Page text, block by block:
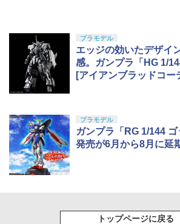
アホワイトとクリアブ
プラモデル
エッジの効いたデザイ
感。ガンプラ「HG 1/
[アイアンブラッドコー
プラモデル
ガンプラ「RG 1/144
発売が6月から8月に延
トップページに戻る